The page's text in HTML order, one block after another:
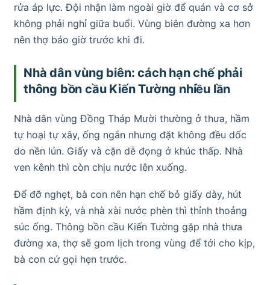
rửa áp lực. Đội nhận làm ngoài giờ để quán và cơ sở
không phải nghỉ giữa buổi. Vùng biên đường xa hơn
nên thợ báo giờ trước khi đi.
Nhà dân vùng biên: cách hạn chế phải
thông bồn cầu Kiến Tường nhiều lần
Nhà dân vùng Đồng Tháp Mười thường ở thưa, hầm
tự hoại tự xây, ống ngắn nhưng đặt không đều dốc
do nền lún. Giấy và cặn dễ đọng ở khúc thấp. Nhà
ven kênh thì còn chịu nước lên xuống.
Để đỡ nghẹt, bà con nên hạn chế bỏ giấy dày, hút
hầm định kỳ, và nhà xài nước phèn thì thỉnh thoảng
súc ống. Thông bồn cầu Kiến Tường gặp nhà thưa
đường xa, thợ sẽ gom lịch trong vùng để tới cho kịp,
bà con cứ gọi hẹn trước.